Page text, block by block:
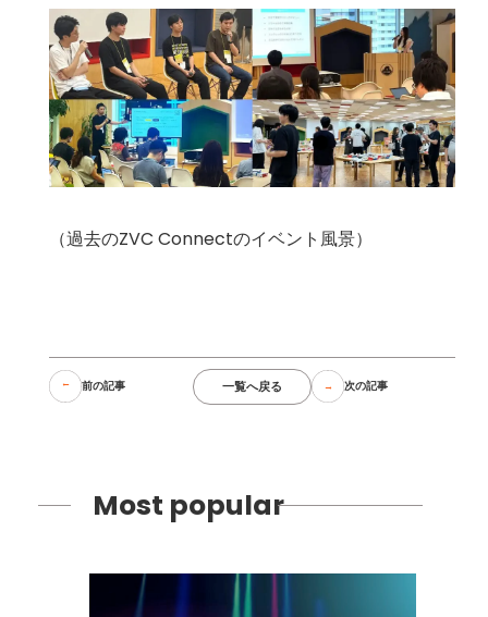
（過去のZVC Connectのイベント風景）
前の記事 一覧へ戻る 次の記事
Most popular